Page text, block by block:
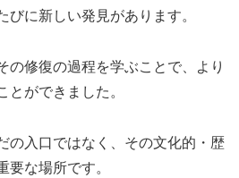
びに新しい発見があります。
の修復の過程を学ぶことで、より
とができました。
の入口ではなく、その文化的・歴
要な場所です。